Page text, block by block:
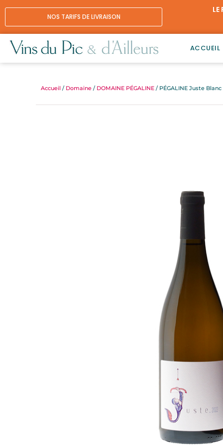
Aller
contenu
NOS TARIFS DE LIVRAISON
ACCUEIL
Accueil / Domaine / DOMAINE PÉGALINE / PÉGALINE Juste Blanc